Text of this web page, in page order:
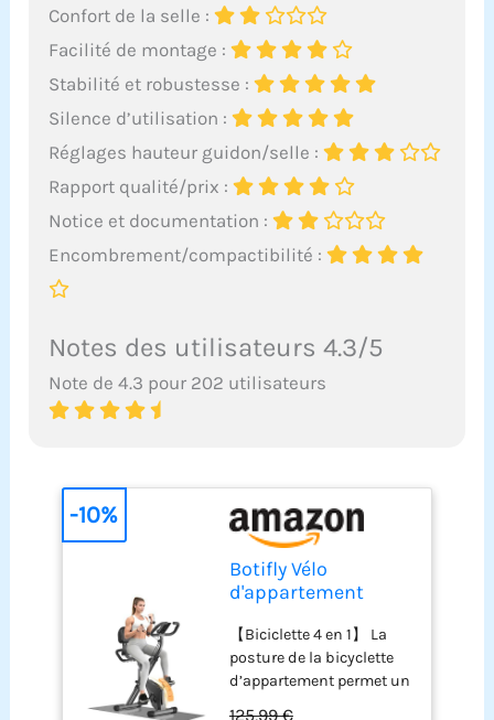
Confort de la selle :
Facilité de montage :
Stabilité et robustesse :
Silence d’utilisation :
Réglages hauteur guidon/selle :
Rapport qualité/prix :
Notice et documentation :
Encombrement/compactibilité :
Notes des utilisateurs 4.3/5
Note de 4.3 pour 202 utilisateurs
Botifly Vélo
d'appartement
maison 4 en 1
ergomètre pliable
pour la maison, 150
kg, portée avec
【Biciclette 4 en 1】 La
posture de la bicyclette
d’appartement permet un
125,99 €
-10%